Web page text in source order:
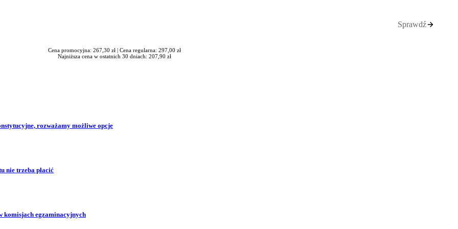
Sprawdź
Cena promocyjna: 267,30 zł | Cena regularna: 297,00 zł
Najniższa cena w ostatnich 30 dniach: 207,90 zł
rozważamy możliwe opcje
nie trzeba płacić
komisjach egzaminacyjnych